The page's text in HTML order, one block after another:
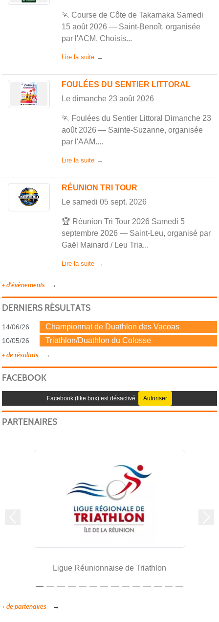
🏃 Course de Côte de Takamaka Samedi
15 août 2026 — Saint-Benoît, organisée
par l'ACM. Choisis...
Lire la suite
FOULÉES DU SENTIER LITTORAL
Le dimanche 23 août 2026
🏃 Foulées du Sentier Littoral Dimanche 23
août 2026 — Sainte-Suzanne, organisée
par l'AAM....
Lire la suite
RÉUNION TRI TOUR
Le samedi 05 sept. 2026
🏆 Réunion Tri Tour 2026 Samedi 5
septembre 2026 — Saint-Leu, organisé par
Gaël Mainard / Leu Tria...
Lire la suite
+ d'évènements
DERNIERS RÉSULTATS
14/06/26 Championnat de Duathlon des Vacoas
10/05/26
Triathlon/Duathlon du Colosse
+ de résultats
FACEBOOK
Facebook (like box) est désactivé. Autoriser
PARTENAIRES
Ligue Réunionnaise de Triathlon
+ de partenaires